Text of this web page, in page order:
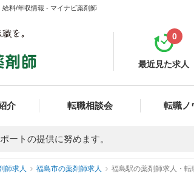
料/年収情報 - マイナビ薬剤師
最近見た求人
0
介 転職相談会 転職ノ
ートの提供に努めます。
師求人 福島市の薬剤師求人 福島駅の薬剤師求人・転